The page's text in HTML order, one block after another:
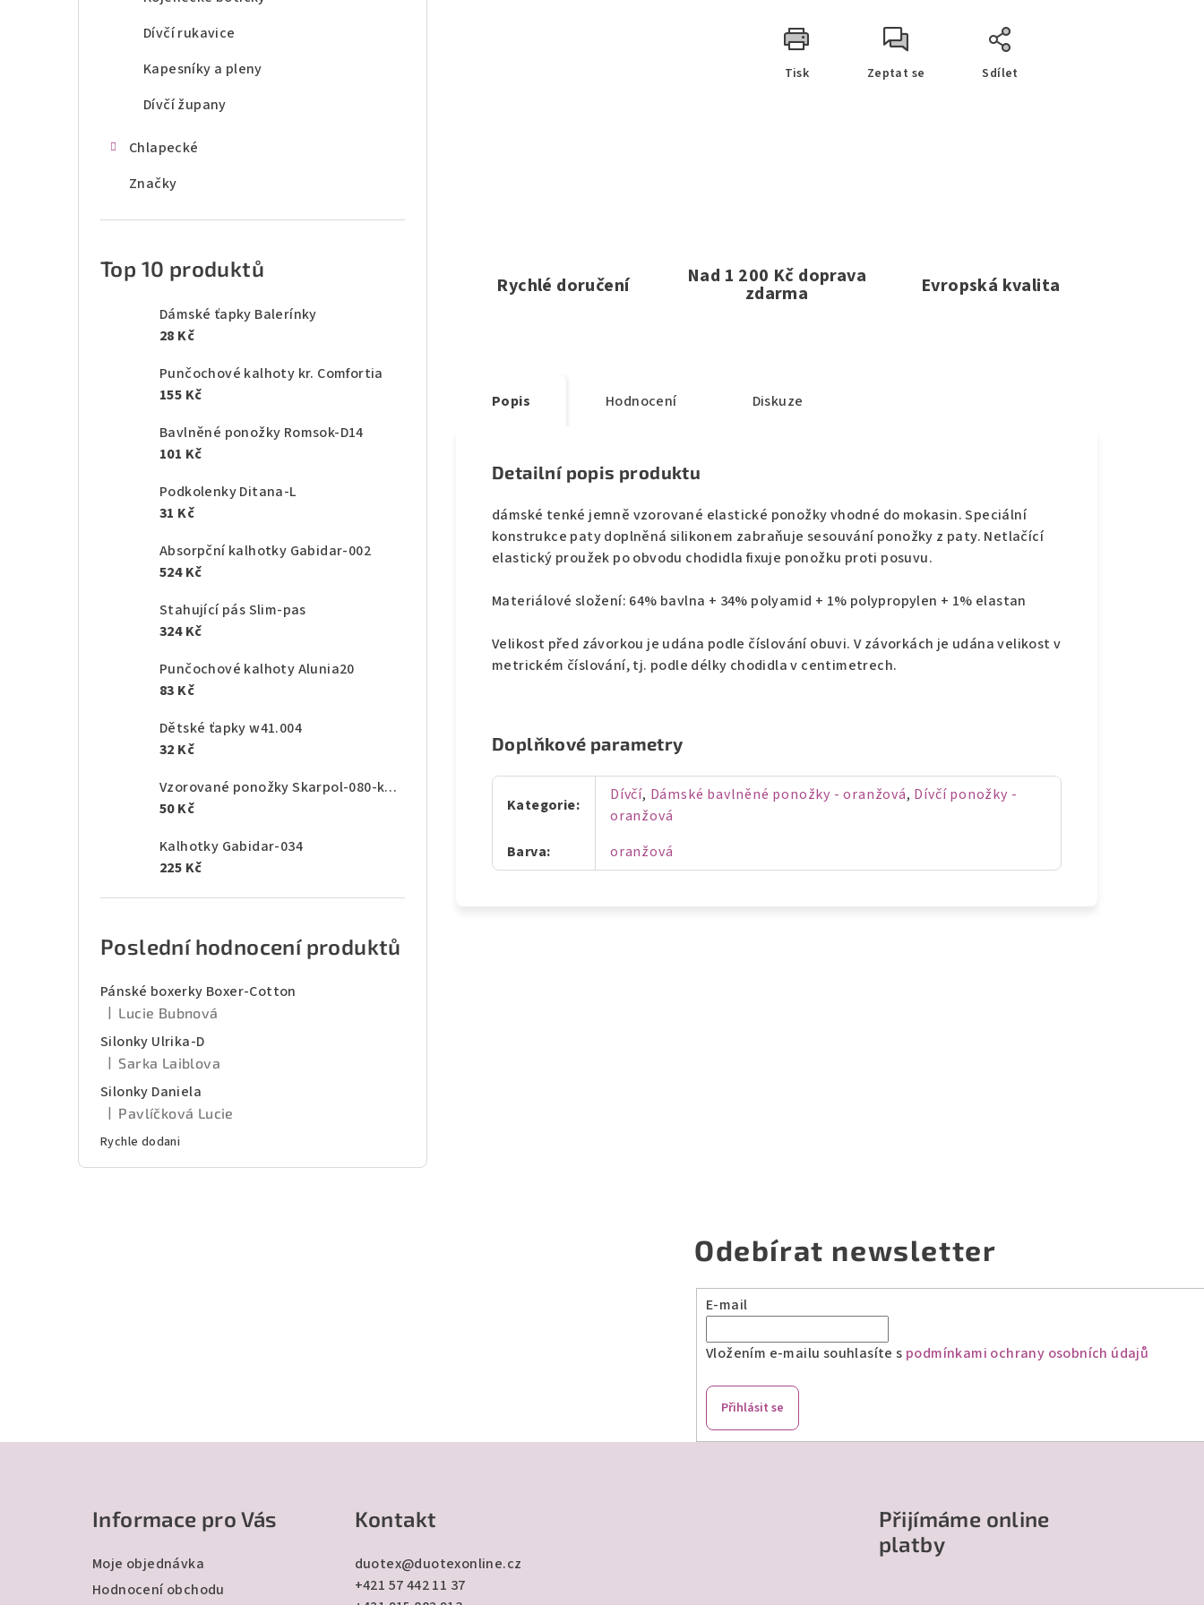
Dívčí rukavice
Kapesníky a pleny
Dívčí župany
Chlapecké
Značky
Top 10 produktů
Dámské ťapky Balerínky
28 Kč
Punčochové kalhoty kr. Comfortia
155 Kč
Bavlněné ponožky Romsok-D14
101 Kč
Podkolenky Ditana-L
31 Kč
Absorpční kalhotky Gabidar-002
524 Kč
Stahující pás Slim-pas
324 Kč
Punčochové kalhoty Alunia20
83 Kč
Dětské ťapky w41.004
32 Kč
Vzorované ponožky Skarpol-080-kaktus
50 Kč
Kalhotky Gabidar-034
225 Kč
Poslední hodnocení produktů
Pánské boxerky Boxer-Cotton
Hodnocení produktu je 5 z 5 hvězdiček.
Lucie Bubnová
Silonky Ulrika-D
Hodnocení produktu je 5 z 5 hvězdiček.
Sarka Laiblova
Silonky Daniela
Hodnocení produktu je 5 z 5 hvězdiček.
Pavlíčková Lucie
Rychle dodani
Tisk Zeptat se Sdílet
Rychlé doručení Nad 1 200 Kč doprava
zdarma Evropská kvalita
Popis Hodnocení Diskuze
Detailní popis produktu
dámské tenké jemně vzorované elastické ponožky vhodné do mokasin. Speciální
konstrukce paty doplněná silikonem zabraňuje sesouvání ponožky z paty. Netlačící
elastický proužek po obvodu chodidla fixuje ponožku proti posuvu.
Materiálové složení: 64% bavlna + 34% polyamid + 1% polypropylen + 1% elastan
Velikost před závorkou je udána podle číslování obuvi. V závorkách je udána velikost v
metrickém číslování, tj. podle délky chodidla v centimetrech.
Doplňkové parametry
Kategorie:
Dívčí, Dámské bavlněné ponožky - oranžová, Dívčí ponožky -
oranžová
Barva: oranžová
Odebírat newsletter
E-mail
Vložením e-mailu souhlasíte s podmínkami ochrany osobních údajů
Přihlásit se
Informace pro Vás
Moje objednávka
Hodnocení obchodu
Kontakt
duotex@duotexonline.cz
+421 57 442 11 37
Přijímáme online
platby